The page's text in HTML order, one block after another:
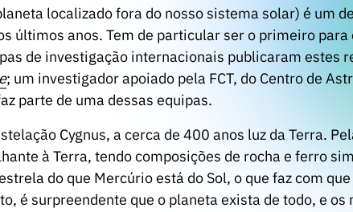
localizado fora do nosso sistema solar) é um
últimos anos. Tem de particular ser o primeiro para
de investigação internacionais publicaram estes
; um investigador apoiado pela FCT, do Centro de
parte de uma dessas equipas.
Cygnus, a cerca de 400 anos luz da Terra.
à Terra, tendo composições de rocha e ferro
do que Mercúrio está do Sol, o que faz com
é surpreendente que o planeta exista de todo, e os